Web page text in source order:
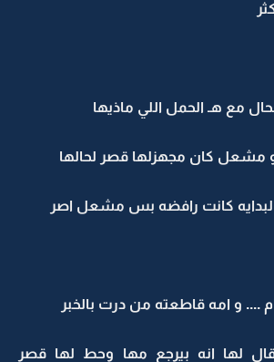
مع هـ الحمل اللي ماذيها
كانت رافضه بس مشعل اصر
و امه قاطعته من درت بالخبر
لها انه بيرجع مها وحط لها قصر